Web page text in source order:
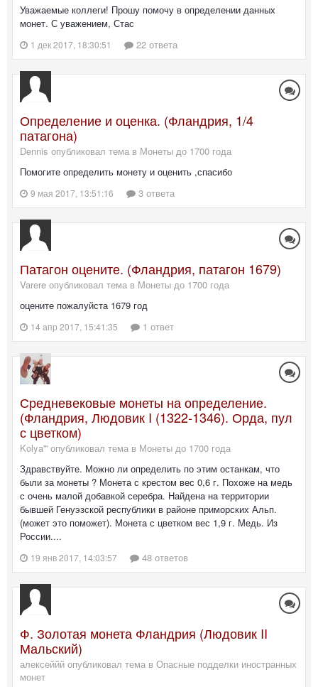
Уважаемые коллеги! Прошу помочу в определении данных
монет. С уважением, Стас
1 дек 2017, 18:30:51 22 ответа
Определение и оценка. (Фландрия, 1/4
патагона)
Dennis опубликовал тема в Монеты до 1700 года
Помогите определить монету и оценить ,спасибо
9 мая 2017, 13:51:16 3 ответа
Патагон оцените. (Фландрия, патагон 1679)
Varere опубликовал тема в Монеты до 1700 года
оцените пожалуйста 1679 год
14 апр 2017, 15:41:35 1 ответ
Средневековые монеты на определение.
(Фландрия, Людовик I (1322-1346). Орда, пул
с цветком)
Kolya''' опубликовал тема в Монеты до 1700 года
Здравствуйте. Можно ли определить по этим останкам, что
были за монеты ? Монета с крестом вес 0,6 г. Похоже на медь
с очень малой добавкой серебра. Найдена на территории
бывшей Генуэзской республики в районе приморских Альп.
(может это поможет). Монета с цветком вес 1,9 г. Медь. Из
России....
19 янв 2017, 14:03:57 48 ответов
Ф. Золотая монета Фландрия (Людовик II
Мальский)
алексеййй опубликовал тема в Опасные подделки иностранных
монет